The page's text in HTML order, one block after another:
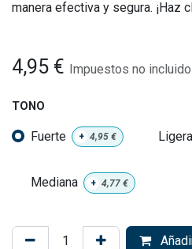
manera efectiva y segura. ¡Haz
4,95 € Impuestos no
TONO
Fuerte + 4,95 € Ligera
Mediana + 4,77 €